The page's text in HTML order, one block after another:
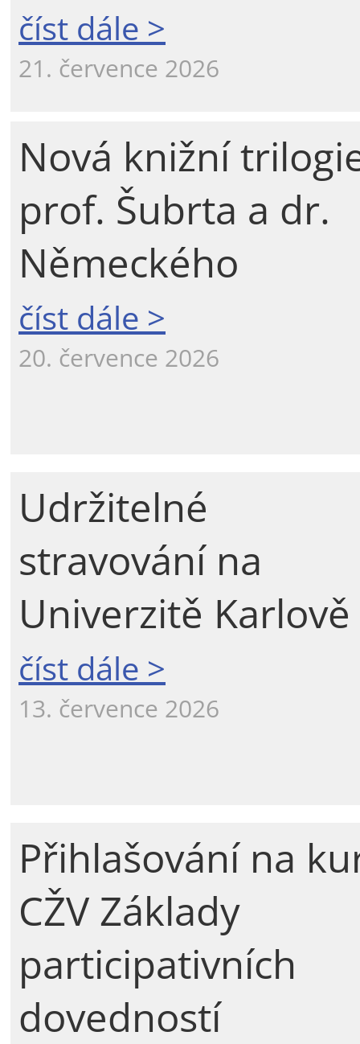
číst dále >
21. července 2026
Nová knižní
prof. Šubrta a dr.
Německého
číst dále >
20. července 2026
Udržitelné
stravování na
Univerzitě Karlově
číst dále >
13. července 2026
Přihlašování na
CŽV Základy
participativních
dovedností